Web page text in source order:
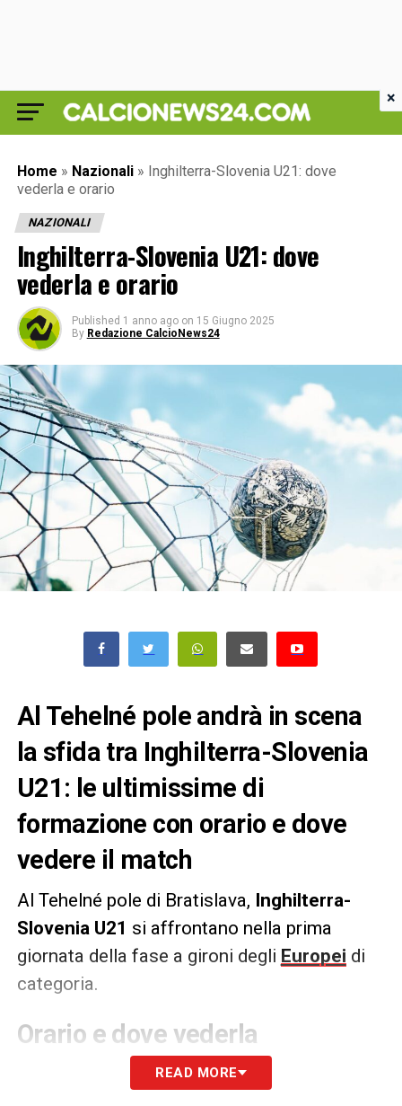
Home » Nazionali » Inghilterra-Slovenia U21: dove
vederla e orario
NAZIONALI
Inghilterra-Slovenia U21: dove
vederla e orario
Published 1 anno ago on 15 Giugno 2025
By Redazione CalcioNews24
Al Tehelné pole andrà in scena
la sfida tra Inghilterra-Slovenia
U21: le ultimissime di
formazione con orario e dove
vedere il match
Al Tehelné pole di Bratislava, Inghilterra-
Slovenia U21 si affrontano nella prima
giornata della fase a gironi degli Europei di
categoria.
Orario e dove vederla
Inghilterra-SloveniaU21si gioca domenica
READ MORE
×